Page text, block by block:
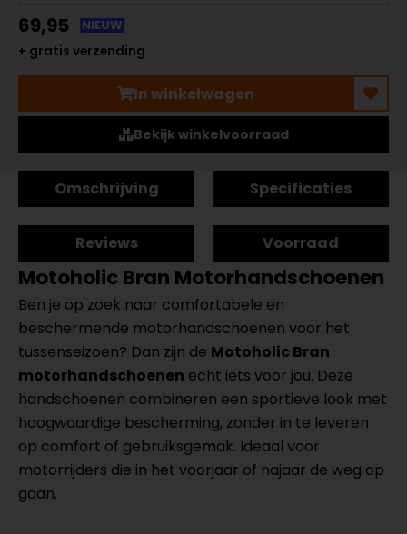
69,95
NIEUW
+ gratis verzending
In winkelwagen
Bekijk winkelvoorraad
Omschrijving Specificaties
Reviews Voorraad
Motoholic Bran Motorhandschoenen
Ben je op zoek naar comfortabele en
beschermende motorhandschoenen voor het
tussenseizoen? Dan zijn de Motoholic Bran
motorhandschoenen echt iets voor jou. Deze
handschoenen combineren een sportieve look met
hoogwaardige bescherming, zonder in te leveren
op comfort of gebruiksgemak. Ideaal voor
motorrijders die in het voorjaar of najaar de weg op
gaan.